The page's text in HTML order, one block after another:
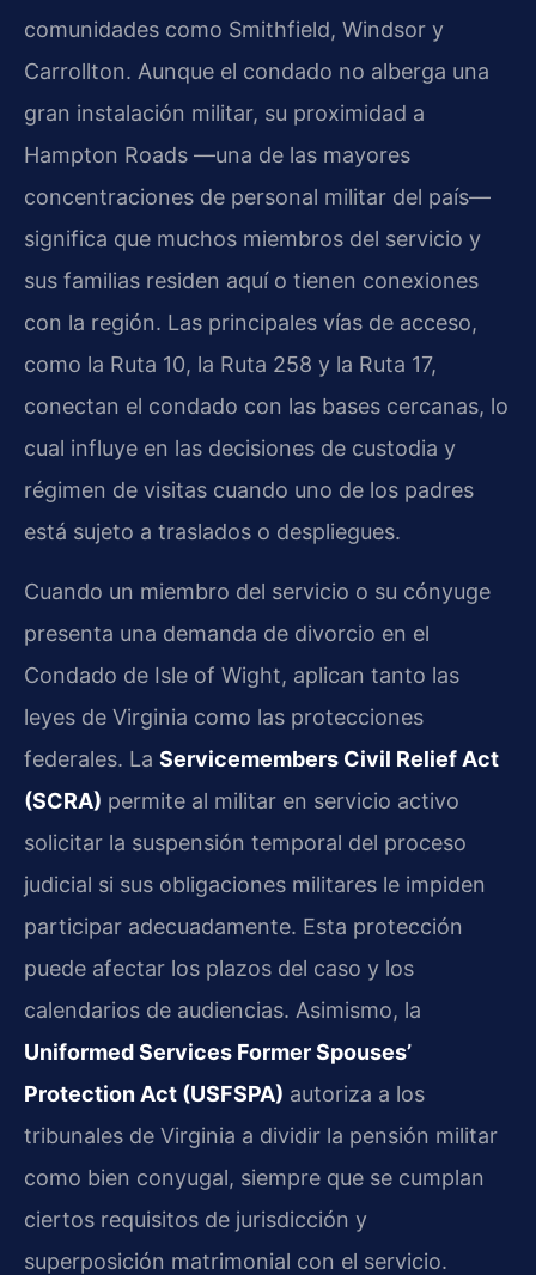
comunidades como Smithfield, Windsor y
Carrollton. Aunque el condado no alberga una
gran instalación militar, su proximidad a
Hampton Roads —una de las mayores
concentraciones de personal militar del país—
significa que muchos miembros del servicio y
sus familias residen aquí o tienen conexiones
con la región. Las principales vías de acceso,
como la Ruta 10, la Ruta 258 y la Ruta 17,
conectan el condado con las bases cercanas, lo
cual influye en las decisiones de custodia y
régimen de visitas cuando uno de los padres
está sujeto a traslados o despliegues.
Cuando un miembro del servicio o su cónyuge
presenta una demanda de divorcio en el
Condado de Isle of Wight, aplican tanto las
leyes de Virginia como las protecciones
federales. La Servicemembers Civil Relief Act
(SCRA) permite al militar en servicio activo
solicitar la suspensión temporal del proceso
judicial si sus obligaciones militares le impiden
participar adecuadamente. Esta protección
puede afectar los plazos del caso y los
calendarios de audiencias. Asimismo, la
Uniformed Services Former Spouses’
Protection Act (USFSPA) autoriza a los
tribunales de Virginia a dividir la pensión militar
como bien conyugal, siempre que se cumplan
ciertos requisitos de jurisdicción y
superposición matrimonial con el servicio.